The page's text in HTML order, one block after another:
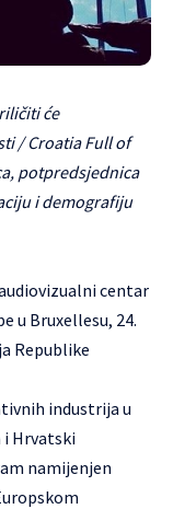
će
/ Croatia Full of
potpredsjednica
i demografiju
centar
u Bruxellesu, 24.
Republike
industrija u
i Hrvatski
namijenjen